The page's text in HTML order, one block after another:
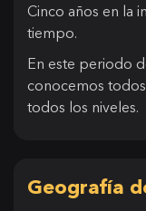
Cinco años en la
tiempo.
En este periodo
conocemos
todos los niveles.
Geografía